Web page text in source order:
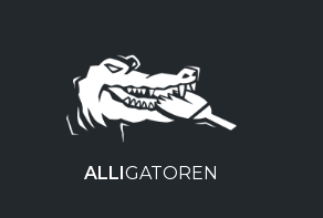
ALLIGATOREN